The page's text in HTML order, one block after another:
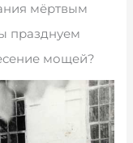
мёртвым
празднуем
мощей?